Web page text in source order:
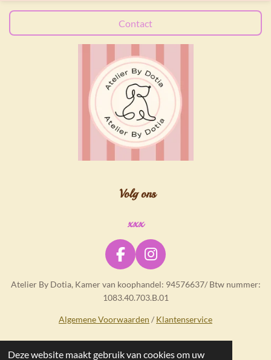
Deze website maakt gebruik van cookies om uw
Contact
Volg ons
xxx
F
c
e
b
I
s
t
a
Atelier By Dotia, Kamer van koophandel: 94576637/ Btw nummer:
1083.40.703.B.01
Algemene Voorwaarden / Klantenservice
© 2025 - 2026 Atelier By Dotia